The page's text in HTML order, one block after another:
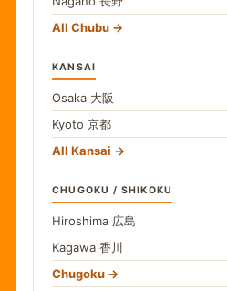
All Chubu
KANSAI
Osaka 大阪
Kyoto 京都
All Kansai
CHUGOKU / SHIKOKU
Hiroshima 広島
Kagawa 香川
Chugoku